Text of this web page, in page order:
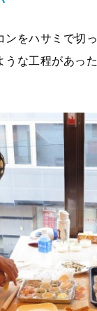
をハサミで切
な工程があっ